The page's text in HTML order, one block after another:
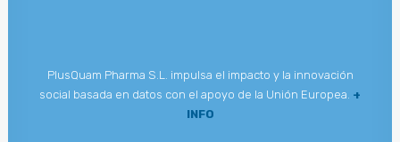
PlusQuam Pharma S.L. impulsa el impacto y la innovación
social basada en datos con el apoyo de la Unión Europea. +
INFO